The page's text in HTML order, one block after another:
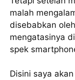
malah
disebabkan
mengatasinya
spek
Disini saya